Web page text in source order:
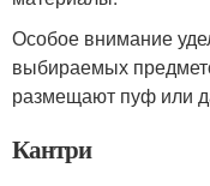
Особое внимание
выбираемых
размещают пуф или
Кантри